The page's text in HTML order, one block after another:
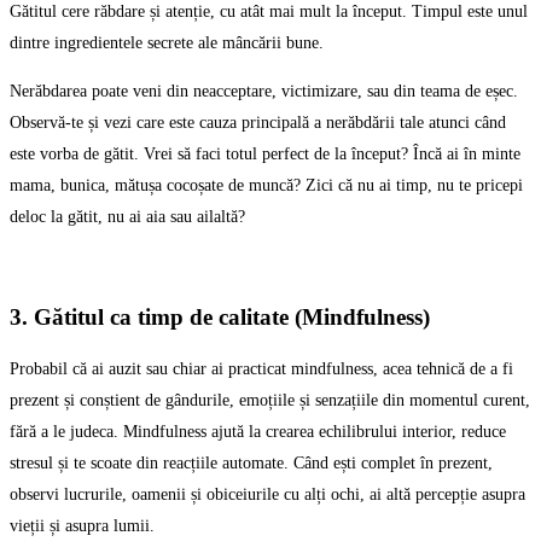
Gătitul cere răbdare și atenție, cu atât mai mult la început. Timpul este unul
dintre ingredientele secrete ale mâncării bune.
Nerăbdarea poate veni din neacceptare, victimizare, sau din teama de eșec.
Observă-te și vezi care este cauza principală a nerăbdării tale atunci când
este vorba de gătit. Vrei să faci totul perfect de la început? Încă ai în minte
mama, bunica, mătușa cocoșate de muncă? Zici că nu ai timp, nu te pricepi
deloc la gătit, nu ai aia sau ailaltă?
3. Gătitul ca timp de calitate (Mindfulness)
Probabil că ai auzit sau chiar ai practicat mindfulness, acea tehnică de a fi
prezent și conștient de gândurile, emoțiile și senzațiile din momentul curent,
fără a le judeca. Mindfulness ajută la crearea echilibrului interior, reduce
stresul și te scoate din reacțiile automate. Când ești complet în prezent,
observi lucrurile, oamenii și obiceiurile cu alți ochi, ai altă percepție asupra
vieții și asupra lumii.